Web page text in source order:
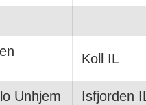
Koll IL
Unhjem
Isfjorden